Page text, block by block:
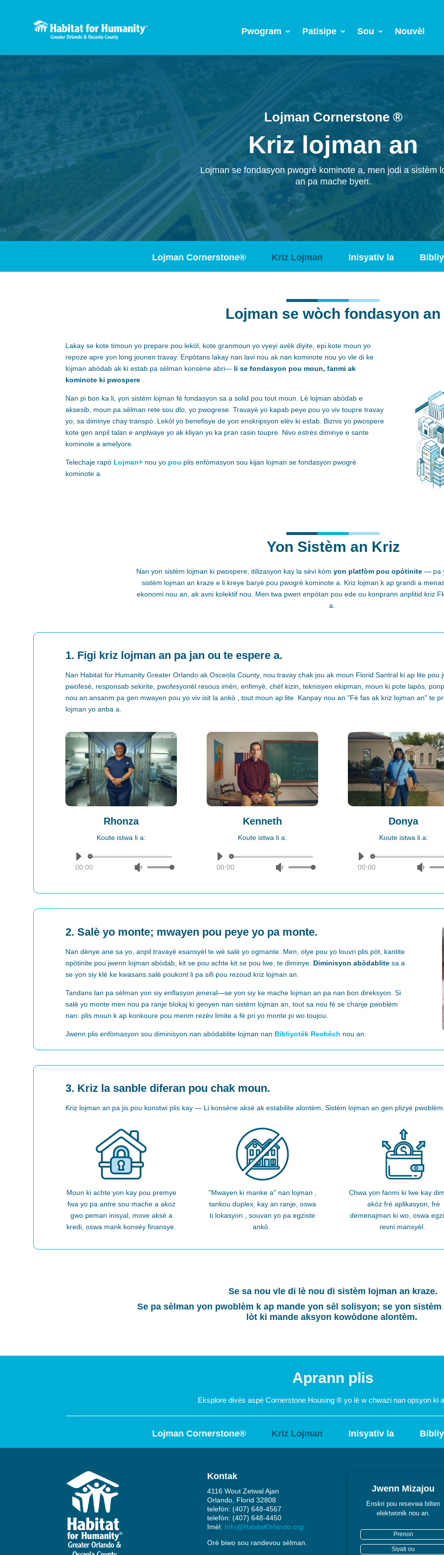
Pwogram Patisipe Sou Nouvèl
Lojman Cornerstone ®
Kriz lojman an
Lojman se fondasyon pwogrè kominote a, men jodi a sistèm
an pa mache byen.
Lojman Cornerstone® Kriz Lojman Inisyativ la
Lojman se wòch fondasyon an
Lakay se kote timoun yo prepare pou lekòl, kote granmoun yo vyeyi avèk diyite, epi kote moun yo
repoze apre yon long jounen travay. Enpòtans lakay nan lavi nou ak nan kominote nou yo vle di ke
lojman abòdab ak ki estab pa sèlman konsène abri— li se fondasyon pou moun, fanmi ak
kominote ki pwospere.
Nan pi bon ka li, yon sistèm lojman fè fondasyon sa a solid pou tout moun. Lè lojman abòdab e
aksesib, moun pa sèlman rete sou dlo, yo pwogrese. Travayè yo kapab peye pou yo viv toupre travay
yo, sa diminye chay transpò. Lekòl yo benefisye de yon enskripsyon elèv ki estab. Biznis yo pwospere
kote gen anpil talan e anplwaye yo ak kliyan yo ka pran rasin toupre. Nivo estrès diminye e sante
kominote a amelyore.
Telechajerapò Lojman+nou yo pou plis enfòmasyon sou kijan lojman se fondasyon pwogrè
kominote a.
Yon Sistèm an Kriz
Nan yon sistèm lojman ki pwospere, itilizasyon kay la sèvi kòm yon platfòm pou opòtinite — pa
sistèm lojman an kraze e li kreye baryè pou pwogrè kominote a. Kriz lojman k ap grandi a
ekonomi nou an, ak avni kolektif nou. Men twa pwen enpòtan pou ede ou konprann anplitid kriz
a.
1. Figi kriz lojman an pa jan ou te espere a.
Nan Habitat for Humanity Greater Orlando ak Osceola County, nou travay chak jou ak moun Florid Santral ki ap lite
pwofesè, responsab sekirite, pwofesyonèl resous imèn, enfimyè, chèf kizin, teknisyen ekipman, moun ki pote lapòs,
nou an ansanm pa gen mwayen pou yo viv isit la ankò , tout moun ap lite. Kanpay nou an "Fè fas ak kriz lojman an" te
lojman yo anba a.
Rhonza
Koute istwa li a:
Audio
Player
00:00
Use
or
Kenneth
Koute istwa li a:
Audio
Player
00:00
Use
or
Donya
Koute istwa li a:
Audio
Player
00:00
Use
2. Salè yo monte; mwayen pou peye yo pa monte.
Nan dènye ane sa yo, anpil travayè esansyèl te wè salè yo ogmante. Men, olye pou yo louvri plis pòt, kantite
opòtinite pou jwenn lojman abòdab, kit se pou achte kit se pou lwe, te diminye. Diminisyon abòdablite sa a
se yon siy klè ke kwasans salè poukont li pa sifi pou rezoud kriz lojman an.
Tandans lan pa sèlman yon siy enflasyon jeneral—se yon siy ke mache lojman an pa nan bon direksyon. Si
salè yo monte men nou pa ranje blokaj ki genyen nan sistèm lojman an, tout sa nou fè se chanje pwoblèm
nan: plis moun k ap konkoure pou menm rezèv limite a fè pri yo monte pi wo toujou.
Jwenn plis enfòmasyon sou diminisyon nan abòdablite lojman nan Bibliyotèk Rechèch nou an.
3. Kriz la sanble diferan pou chak moun.
Kriz lojman an pa jis pou konstwi plis kay — Li konsène aksè ak estabilite alontèm. Sistèm lojman an gen plizyè pwoblèm:
Moun ki achte yon kay pou premye
fwa yo pa antre sou mache a akoz
gwo peman inisyal, move aksè a
kredi, oswa mank konsèy finansye.
"Mwayen ki manke a" nan lojman
tankou duplex, kay an ranje, oswa
ti lokasyon
souvan yo pa egziste
ankò.
Chwa yon fanmi ki lwe kay
akòz frè aplikasyon, frè
demenajman ki wo, oswa
revni mansyèl.
Se sa nou vle di lè nou di sistèm lojman an kraze.
Se pa sèlman yon pwoblèm k ap mande yon sèl solisyon; se yon
lòt ki mande aksyon kowòdone alontèm.
Aprann plis
Eksplore divès aspè Cornerstone Housing ®yo lè w chwazi nan opsyon ki
Lojman Cornerstone® Kriz Lojman Inisyativ la
Kontak
4116 Wout Zetwal Ajan
Orlando, Florid 32808
telefòn: (407) 648-4567
telefòn: (407) 648-4450
Imèl: Info@HabitatOrlando.org
Orè biwo sou randevou sèlman.
Jwenn Mizajou
Enskri pou resevwa bilten
elektwonik nou an.